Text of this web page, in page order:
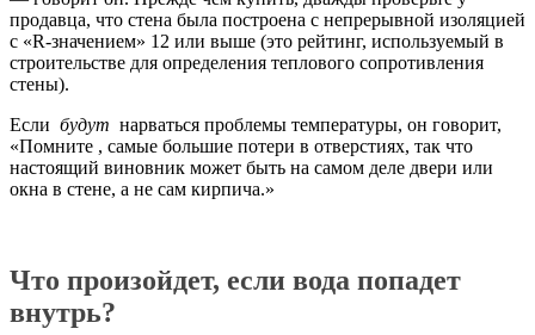
продавца, что стена была построена с непрерывной изоляцией
с «R-значением» 12 или выше (это рейтинг, используемый в
строительстве для определения теплового сопротивления
стены).
Если будут нарваться проблемы температуры, он говорит,
«Помните , самые большие потери в отверстиях, так что
настоящий виновник может быть на самом деле двери или
окна в стене, а не сам кирпича.»
Что произойдет, если вода попадет
внутрь?